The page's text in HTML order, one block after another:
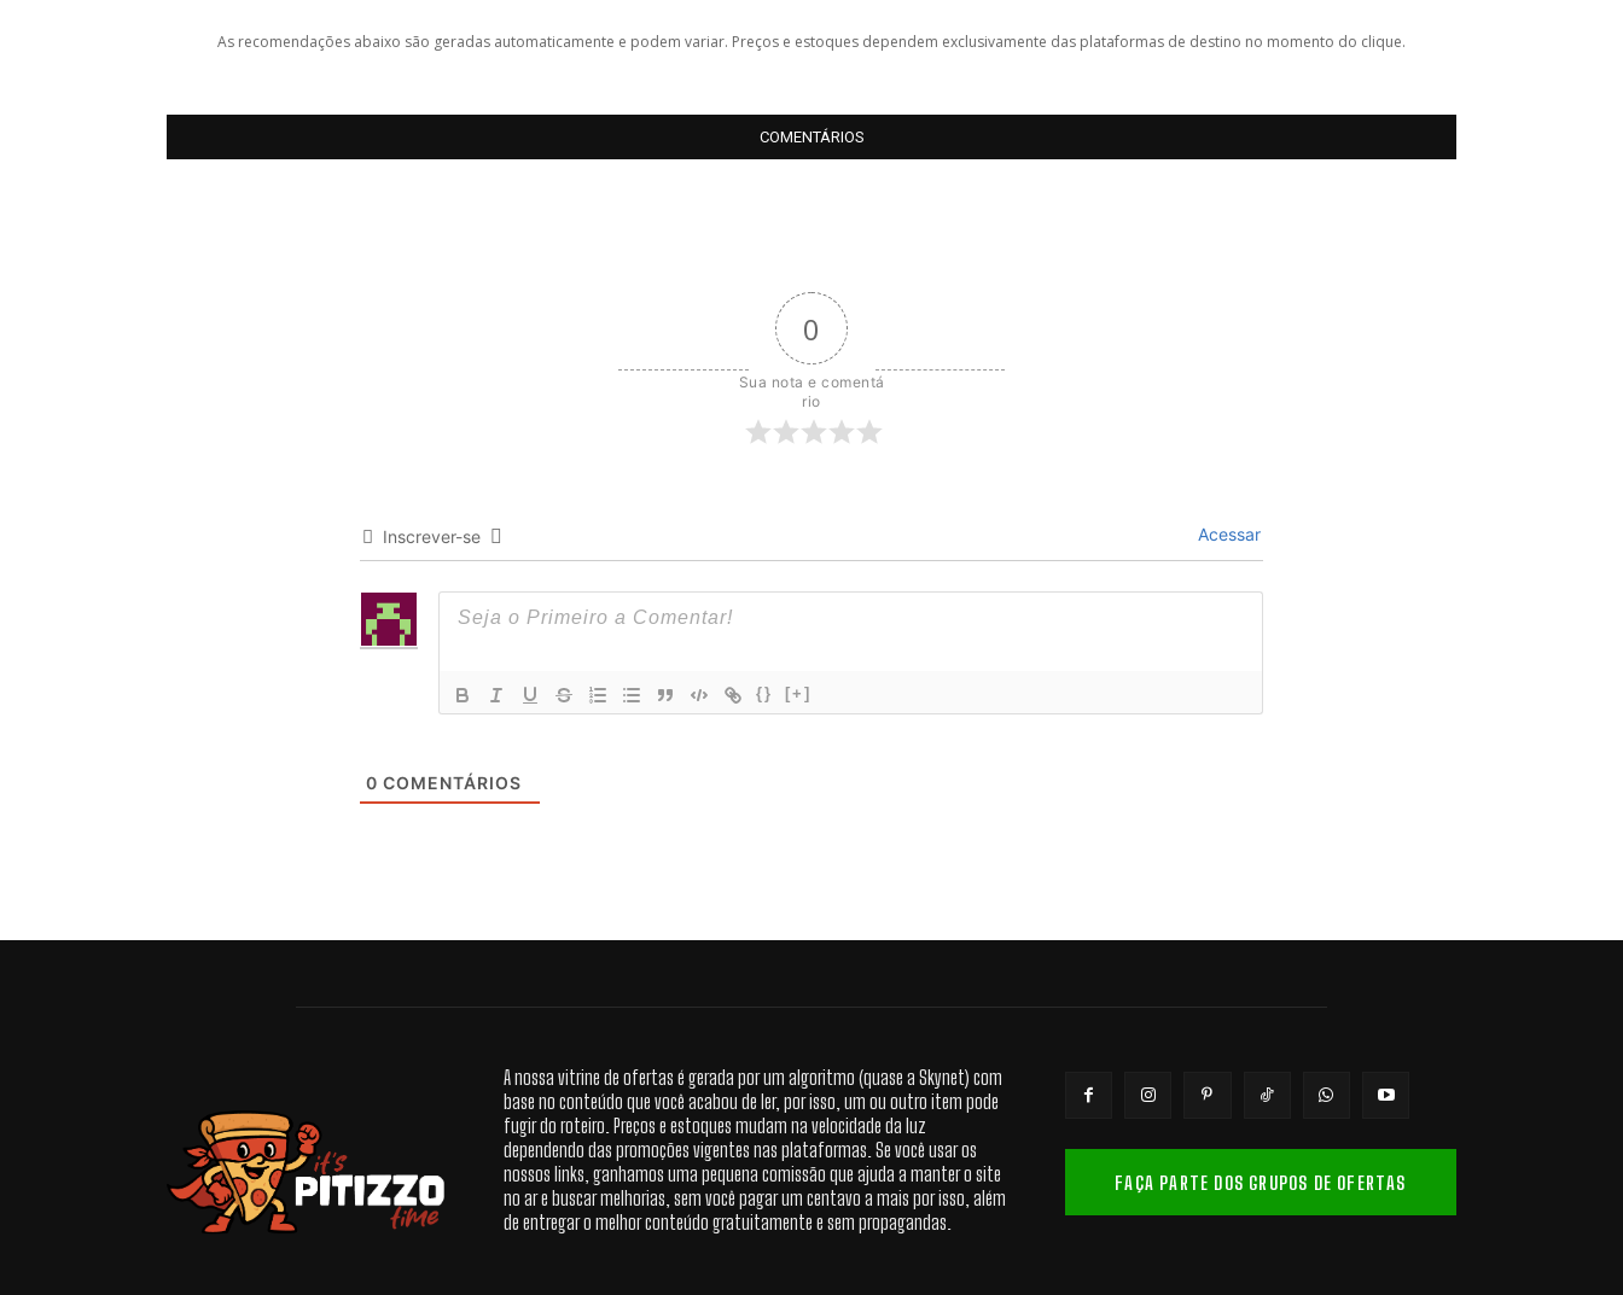
As recomendações abaixo são geradas automaticamente e podem variar. Preços e estoques dependem exclusivamente das plataformas de destino no momento do clique.
COMENTÁRIOS
0
Sua nota e comentá
rio
Inscrever-se Acessar
{} [+]
0 COMENTÁRIOS
A nossa vitrine de ofertas é gerada por um algoritmo (quase a Skynet) com
base no conteúdo que você acabou de ler, por isso, um ou outro item pode
fugir do roteiro. Preços e estoques mudam na velocidade da luz
dependendo das promoções vigentes nas plataformas. Se você usar os
nossos links, ganhamos uma pequena comissão que ajuda a manter o site
no ar e buscar melhorias, sem você pagar um centavo a mais por isso, além
de entregar o melhor conteúdo gratuitamente e sem propagandas.
FAÇA PARTE DOS GRUPOS DE OFERTAS